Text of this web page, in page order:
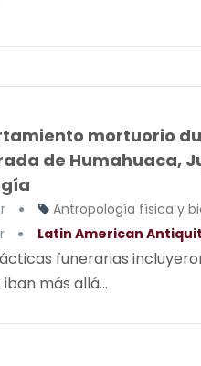
mortuorio
de Humahuaca,
Antropología física y
Latin American
funerarias
más allá...